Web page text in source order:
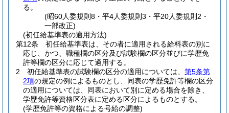
る。
(昭60人委規則8・平4人委規則3・平20人委規則2・
一部改正)
(初任給基準表の適用方法)
第12条
初任給基準表は、その者に適用される給料表の別に
応じ、かつ、職種欄の区分及び試験欄の区分並びに学歴免
許等欄の区分に応じて適用する。
2
初任給基準表の試験欄の区分の適用については、 第5条第
2項の規定の例によるものとし、同表の学歴免許等欄の区分
の適用については、同表において別に定める場合を除き、
学歴免許等資格区分表に定める区分によるものとする。
(学歴免許等の資格による号給の調整)